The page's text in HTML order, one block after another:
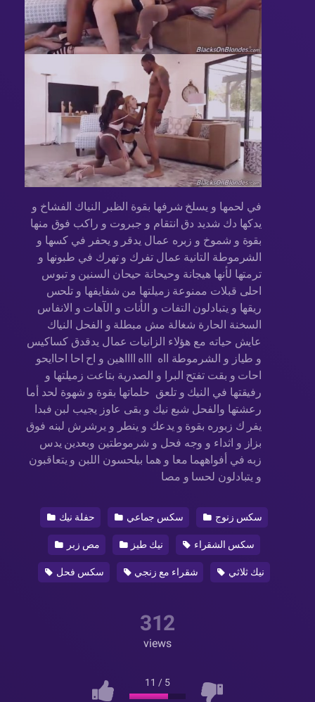
في لحمها و يسلخ شرفها بقوة الظبر النياك الفشاخ و
يدكها دك شديد دق انتقام و جبروت و راكب فوق منها
بقوة و شموخ و زبره عمال يدقر و يحفر في كسها و
الشرموطة التانية عمال تفرك و تهرك في طبونها و
ترمتها لأنها هيجانة وحيحانة حيحان السنين و تبوس
احلى قبلات ممنوعة زميلتها من شفايفها و تلحس
ريقها و يتبادلون التفات و الأنات و الآهات و الانفاس
السخنة الحارة شغالة مش مبطلة و الفحل النياك
عايش حياته مع هؤلاء الزانيات عمال يدقدق كساكيس
و طياز و الشرموطة ااه اااه ااااهين و اح احا احاايحو
احات و بقت تفتح البرا و الصدرية بتاعت زميلتها و
رفيقتها في النيك و تلعق حلماتها بقوة و شهوة لحد أما
رعشتها والفحل شبع نيك و بقى عاوز يجيب لبن فبدا
يفر ك زبوره بقوة و يدعك و ينطر و يرشرش لبنه فوق
بزاز و اثداء و وجه فحل و شرموطتين وبعدين يدس
زبه في أفواههما معا و هما بيلحسون اللبن و يتعاقبون
و يتبادلون لحسا و مصا
حفلة نيك سكس جماعي سكس زنوج
مص زبر نيك طيز سكس الشقراء
سكس فحل شقراء مع زنجي نيك ثلاثي
312
views
11 / 5